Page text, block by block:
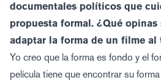
documentales políticos que
propuesta formal. ¿Qué
adaptar la forma de un filme al
Yo creo que la forma es fondo y el
película tiene que encontrar su